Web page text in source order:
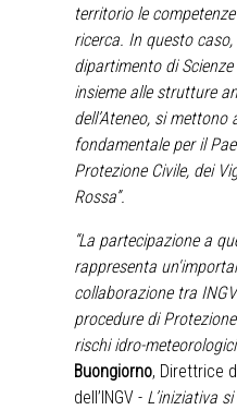
territorio le
ricerca. In questo
dipartimento di
insieme alle strutture
dell’Ateneo, si
fondamentale per il
Protezione Civile, dei
Rossa”.
“La partecipazione a
rappresenta
collaborazione tra
procedure di
rischi idro-meteorologici
Buongiorno, Direttrice
dell’INGV - L’iniziativa